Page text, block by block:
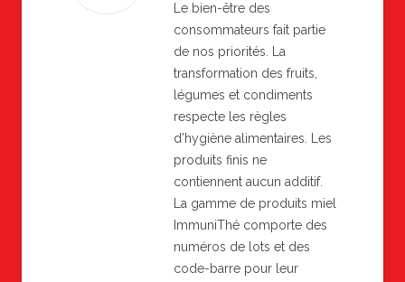
Le bien-être des
consommateurs fait partie
de nos priorités. La
transformation des fruits,
légumes et condiments
respecte les règles
d’hygiène alimentaires. Les
produits finis ne
contiennent aucun additif.
La gamme de produits miel
ImmuniThé comporte des
numéros de lots et des
code-barre pour leur